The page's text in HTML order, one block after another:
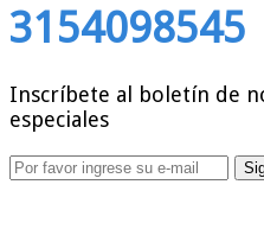
3154098545
Inscríbete al boletín de
especiales